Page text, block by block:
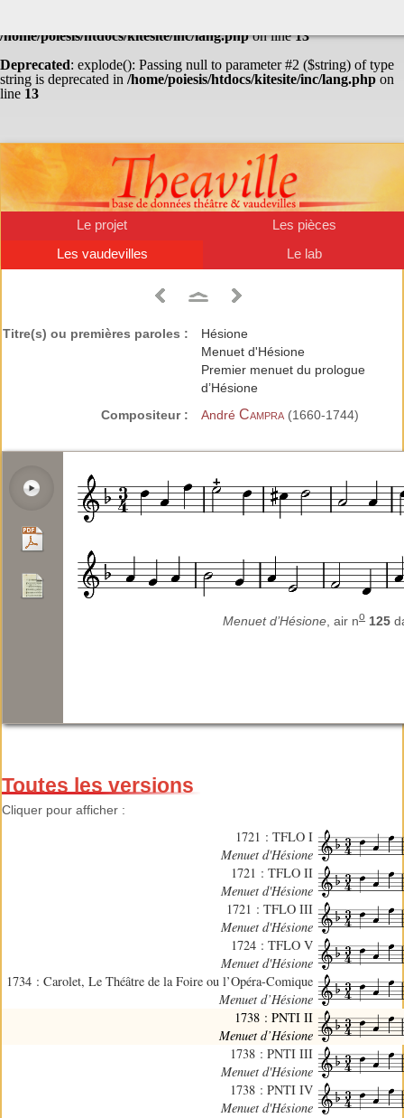
/home/poiesis/htdocs/kitesite/inc/lang.phpon line13
Deprecated: explode(): Passing null to parameter #2 ($string) of type
string is deprecated in /home/poiesis/htdocs/kitesite/inc/lang.php on
line 13
Le projet
Les pièces
Les vaudevilles
Le lab
Titre(s) ou premières paroles :
Hésione
Menuet d'Hésione
Premier menuet du prologue
d’Hésione
Compositeur :
André Campra (1660-1744)
Menuet d’Hésione , air no 125
Toutes les versions
Cliquer pour afficher :
1721 : TFLO I
Menuet d'Hésione
1721 : TFLO II
Menuet d'Hésione
1721 : TFLO III
Menuet d'Hésione
1724 : TFLO V
Menuet d'Hésione
1734 : Carolet, Le Théâtre de la Foire ou l’Opéra-Comique
Menuet d’Hésione
1738 : PNTI II
Menuet d’Hésione
1738 : PNTI III
Menuet d'Hésione
1738 : PNTI IV
Menuet d'Hésione